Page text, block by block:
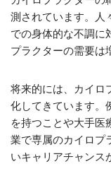
測されています。人
での身体的な不調に
プラクターの需要は
将来的には、カイロ
化してきています。
を持つことや大手医
業で専属のカイロプ
いキャリアチャンス